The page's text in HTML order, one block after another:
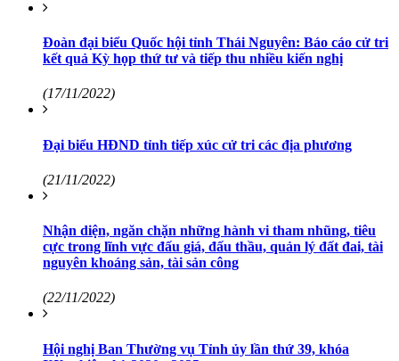
Đoàn đại biểu Quốc hội tỉnh Thái Nguyên: Báo cáo cử tri
kết quả Kỳ họp thứ tư và tiếp thu nhiều kiến nghị
(17/11/2022)
Đại biểu HĐND tỉnh tiếp xúc cử tri các địa phương
(21/11/2022)
Nhận diện, ngăn chặn những hành vi tham nhũng, tiêu
cực trong lĩnh vực đấu giá, đấu thầu, quản lý đất đai, tài
nguyên khoáng sản, tài sản công
(22/11/2022)
Hội nghị Ban Thường vụ Tỉnh ủy lần thứ 39, khóa